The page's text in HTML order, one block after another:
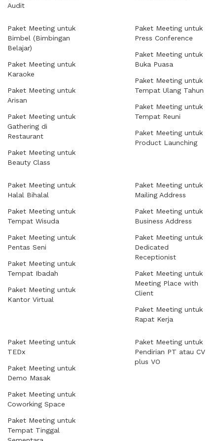
Audit
Paket Meeting untuk
Bimbel (Bimbingan
Belajar)
Paket Meeting untuk
Karaoke
Paket Meeting untuk
Arisan
Paket Meeting untuk
Gathering di
Restaurant
Paket Meeting untuk
Beauty Class
Paket Meeting untuk
Press Conference
Paket Meeting untuk
Buka Puasa
Paket Meeting untuk
Tempat Ulang Tahun
Paket Meeting untuk
Tempat Reuni
Paket Meeting untuk
Product Launching
Paket Meeting untuk
Halal Bihalal
Paket Meeting untuk
Tempat Wisuda
Paket Meeting untuk
Pentas Seni
Paket Meeting untuk
Tempat Ibadah
Paket Meeting untuk
Kantor Virtual
Paket Meeting untuk
Mailing Address
Paket Meeting untuk
Business Address
Paket Meeting untuk
Dedicated
Receptionist
Paket Meeting untuk
Meeting Place with
Client
Paket Meeting untuk
Rapat Kerja
Paket Meeting untuk
TEDx
Paket Meeting untuk
Demo Masak
Paket Meeting untuk
Coworking Space
Paket Meeting untuk
Tempat Tinggal
Paket Meeting untuk
Pendirian PT atau CV
plus VO